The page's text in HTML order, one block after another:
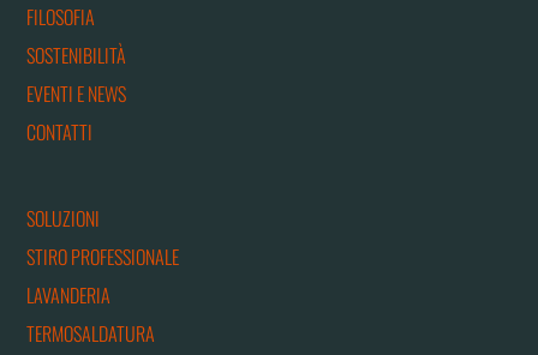
FILOSOFIA
SOSTENIBILITÀ
EVENTI E NEWS
CONTATTI
SOLUZIONI
STIRO PROFESSIONALE
LAVANDERIA
TERMOSALDATURA